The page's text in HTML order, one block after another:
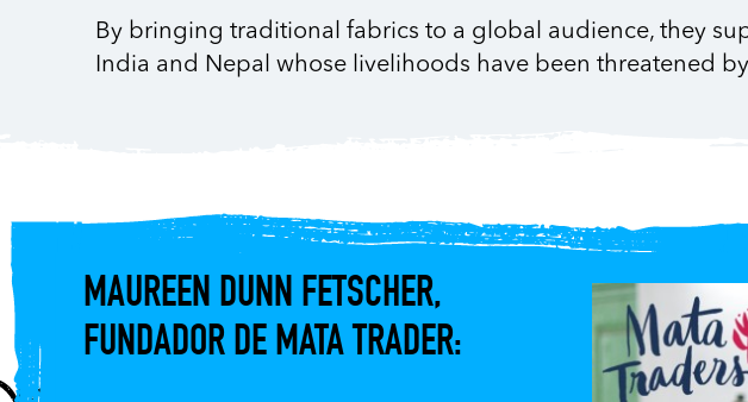
By bringing traditional fabrics to a global audience, they
India and Nepal whose livelihoods have been threatened
MAUREEN DUNN FETSCHER,
FUNDADOR DE MATA TRADER: